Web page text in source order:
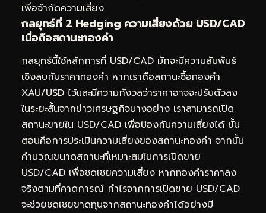
เพื่อจำกัดความเสี่ยง
กลยุทธ์ที่ 2 Hedging ความเสี่ยงด้วย USD/CAD
เมื่อถือสถานะทองคำ
กลยุทธ์นี้ใช้หลักการที่ USD/CAD มักจะมีความสัมพันธ์
เชิงลบกับราคาทองคำ หากเราถือสถานะซื้อทองคำ
XAU/USD ไว้และมีความกังวลว่าราคาอาจจะปรับตัวลง
ในระยะสั้นจากข่าวเศรษฐกิจบางอย่าง เราสามารถเปิด
สถานะขายใน USD/CAD เพื่อป้องกันความเสี่ยงได้ ขั้น
ตอนคือการประเมินความเสี่ยงของสถานะทองคำ จากนั้น
คำนวณขนาดสถานะที่เหมาะสมในการเปิดขาย
USD/CAD เพื่อชดเชยความเสี่ยง หากทองคำราคาลง
จริงตามที่คาดการณ์ กำไรจากการเปิดขาย USD/CAD
จะช่วยชดเชยขาดทุนจากสถานะทองคำได้อย่างมี